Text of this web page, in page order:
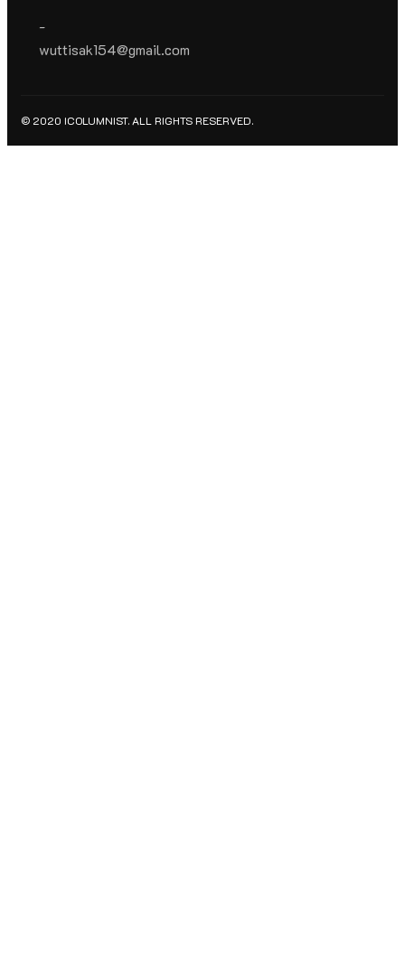
-
wuttisak154@gmail.com
© 2020 ICOLUMNIST. ALL RIGHTS RESERVED.